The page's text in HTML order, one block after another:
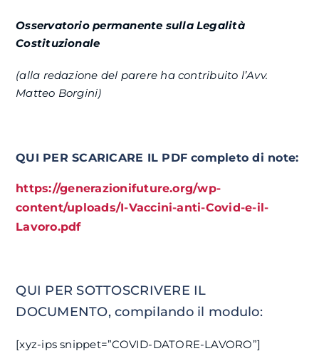
Osservatorio permanente sulla Legalità
Costituzionale
(alla redazione del parere ha contribuito l’Avv.
Matteo Borgini)
QUI PER SCARICARE IL PDF completo di note:
https://generazionifuture.org/wp-
content/uploads/I-Vaccini-anti-Covid-e-il-
Lavoro.pdf
QUI PER SOTTOSCRIVERE IL
DOCUMENTO, compilando il modulo:
[xyz-ips snippet=”COVID-DATORE-LAVORO”]